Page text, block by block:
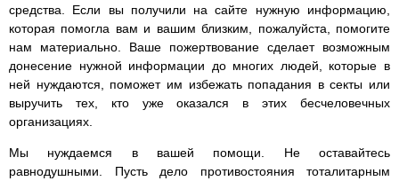
средства. Если вы получили на сайте нужную информацию,
которая помогла вам и вашим близким, пожалуйста, помогите
нам материально. Ваше пожертвование сделает возможным
донесение нужной информации до многих людей, которые в
ней нуждаются, поможет им избежать попадания в секты или
выручить тех, кто уже оказался в этих бесчеловечных
организациях.
Мы нуждаемся в вашей помощи. Не оставайтесь
равнодушными. Пусть дело противостояния тоталитарным